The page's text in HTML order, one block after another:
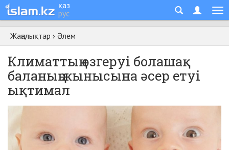
қаз
рус
Жаңалықтар › Әлем
Климаттың өзгеруі болашақ
баланың жынысына әсер етуі
ықтимал